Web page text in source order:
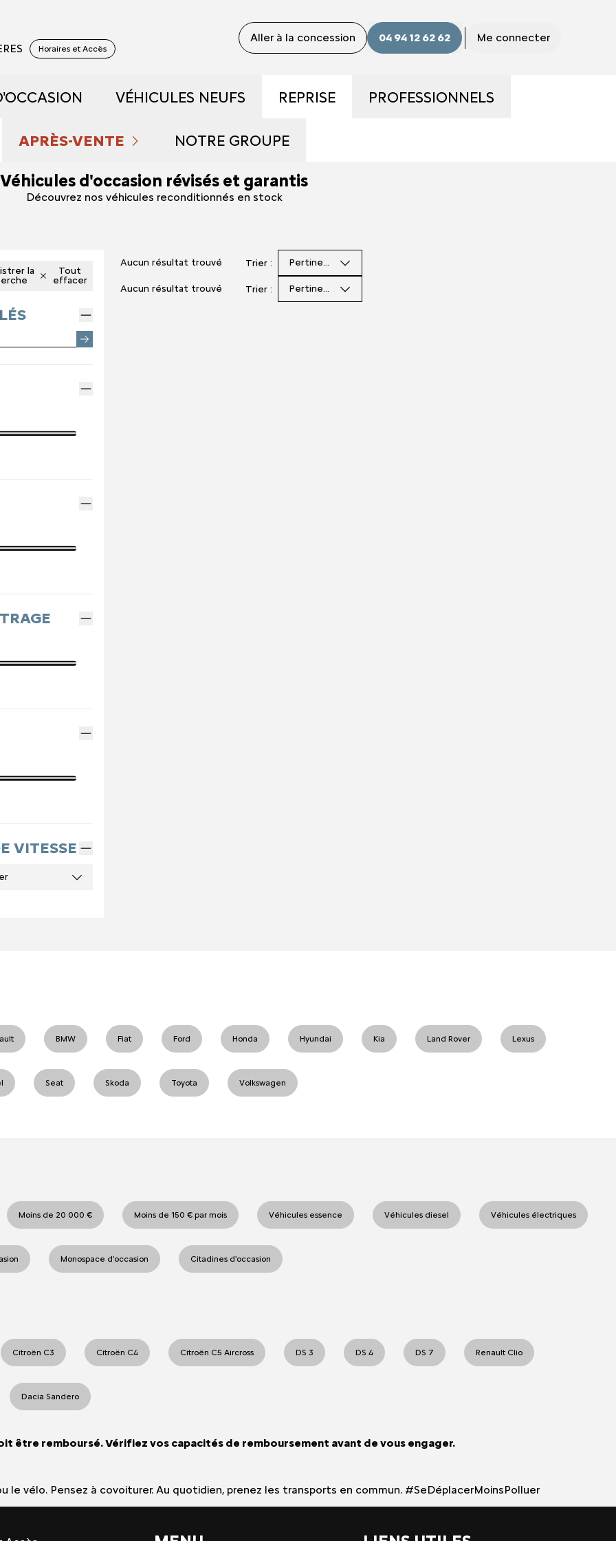
Horaires et Accès
Aller à la concession 04 94 12 62 62 Me connecter
DÉMONSTRATION
ET HYBRIDES
SPOTICAR
VÉHICULES NEUFS
DÉCOUVREZ NOTRE GAMME
RÉSERVEZ UN ESSAI
DÉCOUVREZ L'HYBRIDE
REPRISE PROFESSIONNELS
APRÈS-VENTE
PRENDRE RENDEZ-VOUS
ENTRETIEN ET RÉPARATIONS
ENTRETIEN VÉHICULE ÉLECTRIQUE
NOTRE GROUPE
QUI SOMMES NOUS ?
NOS ACTUALITÉS
Véhicules d'occasion révisés et garantis
Découvrez nos véhicules reconditionnés en stock
la
Tout
effacer
VITESSE
Aucun résultat trouvé Trier : Pertinence
Aucun résultat trouvé Trier : Pertinence
BMW Fiat Ford Honda Hyundai Kia Land Rover Lexus
Seat Skoda Toyota Volkswagen
Moins de 20 000 € Moins de 150 € par mois Véhicules essence Véhicules diesel Véhicules électriques
Monospace d'occasion Citadines d'occasion
Citroën C3 Citroën C4 Citroën C5 Aircross DS 3 DS 4 DS 7 Renault Clio
Dacia Sandero
être remboursé. Vérifiez vos capacités de remboursement avant de vous engager.
le vélo. Pensez à covoiturer. Au quotidien, prenez les transports en commun. #SeDéplacerMoinsPolluer